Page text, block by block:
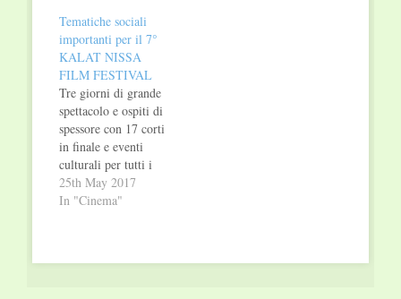
Marzo si è recata a
Jaroslavl, in Russia, in
occasione del Festival
del Cinema “Just
Good Films”. In
rappresentanza
dell’Associazione sono
intervenuti il…
Tematiche sociali
importanti per il 7°
KALAT NISSA
FILM FESTIVAL
Tre giorni di grande
spettacolo e ospiti di
spessore con 17 corti
in finale e eventi
culturali per tutti i
gusti: musica, danza,
teatro, workshop,
25th May 2017
In "Cinema"